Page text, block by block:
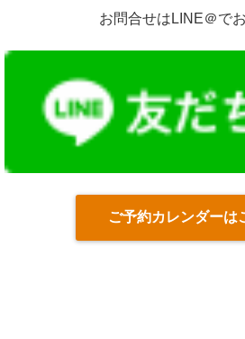
お問合せはLINE＠で
ご予約カレンダーは